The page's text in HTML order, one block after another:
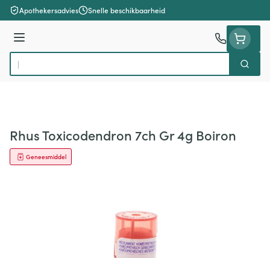
Ga naar de inhoud
Apothekersadvies Snelle beschikbaarheid
Menu
Product, merk, categorie...
Zoek
Rhus Toxicodendron 7ch Gr 4g Boiron
Geneesmiddel